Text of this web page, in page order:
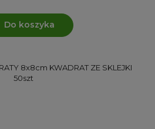
Do koszyka